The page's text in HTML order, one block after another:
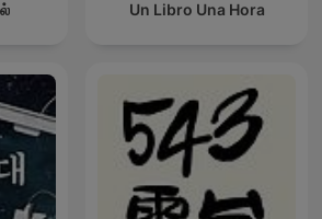
Un Libro Una Hora